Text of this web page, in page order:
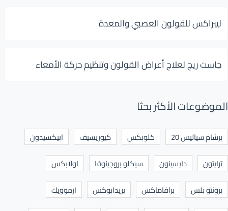
ليبراكس للقولون العصبي والمعدة
جاست ريج لعلاج أعراض القولون وتنظيم حركة الأمعاء
الموضوعات الأكثر بحثا
برشام سياليس 20 كلوبكس كيوريسيف
ابيكسيدون
ترايتون
دايسينون سيكلو بروجينوفا
اولابكس
برونتو بلس
برافاماكس بريدابوكس
ارموويك